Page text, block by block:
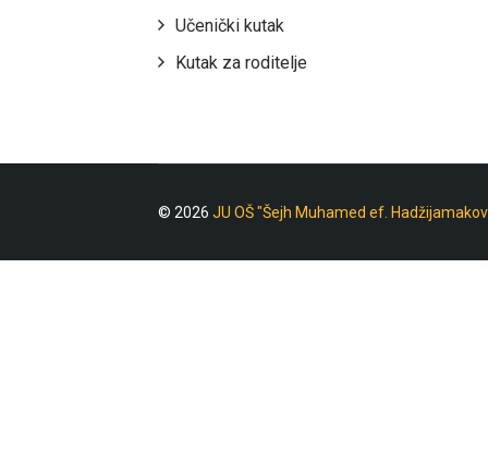
Učenički kutak
Kutak za roditelje
© 2026 JU OŠ "Šejh Muhamed ef.